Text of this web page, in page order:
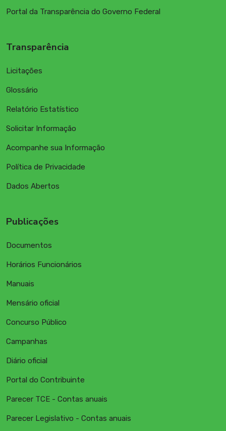
Portal da Transparência do Governo Federal
Transparência
Licitações
Glossário
Relatório Estatístico
Solicitar Informação
Acompanhe sua Informação
Política de Privacidade
Dados Abertos
Publicações
Documentos
Horários Funcionários
Manuais
Mensário oficial
Concurso Público
Campanhas
Diário oficial
Portal do Contribuinte
Parecer TCE - Contas anuais
Parecer Legislativo - Contas anuais